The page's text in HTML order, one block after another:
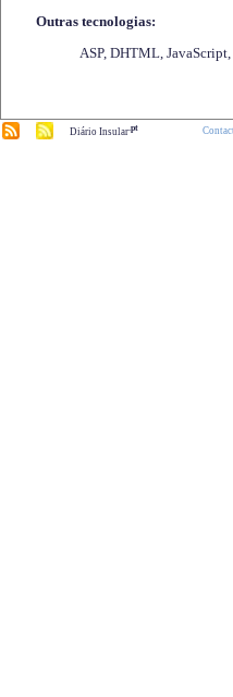
Outras tecnologias:
ASP, DHTML,
Diário Insular.pt